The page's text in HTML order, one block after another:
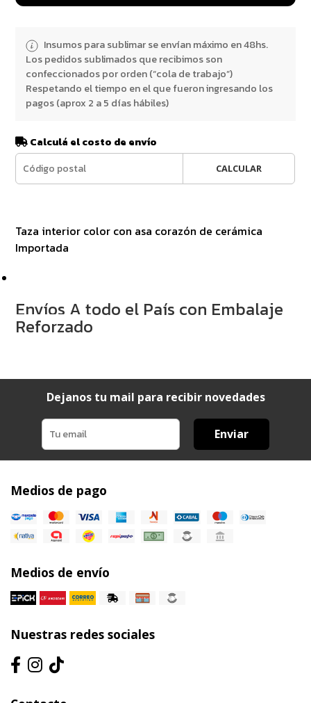
Insumos para sublimar se envían máximo en 48hs.
Los pedidos sublimados que recibimos son
confeccionados por orden (“cola de trabajo”)
Respetando el tiempo en el que fueron ingresando los
pagos (aprox 2 a 5 días hábiles)
Calculá el costo de envío
CALCULAR
Taza interior color con asa corazón de cerámica
Importada
Envíos A todo el País con Embalaje
Reforzado
Dejanos tu mail para recibir novedades
Enviar
Medios de pago
Medios de envío
Nuestras redes sociales